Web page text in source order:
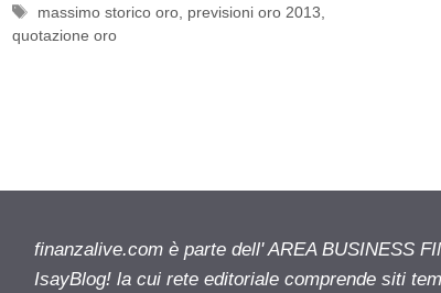
Tag
massimo storico oro previsioni oro 2013
quotazione oro
finanzalive.com è parte dell' AREA BUSINESS
IsayBlog! la cui rete editoriale comprende siti